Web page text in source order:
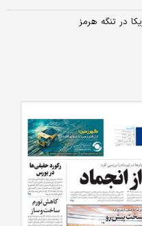
در تنگه هرمز